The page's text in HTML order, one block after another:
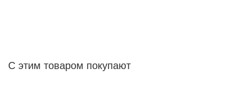
С этим товаром покупают